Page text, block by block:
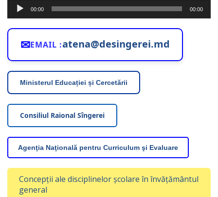
Player
audio
00:00 00:00
✉EMAIL :atena@desingerei.md
Ministerul Educației și Cercetării
Consiliul Raional Sîngerei
Agenţia Naţională pentru Curriculum şi Evaluare
Concepții ale disciplinelor școlare în învățământul
general